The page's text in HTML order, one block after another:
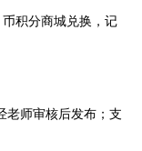
积分商城兑换，记
老师审核后发布；支